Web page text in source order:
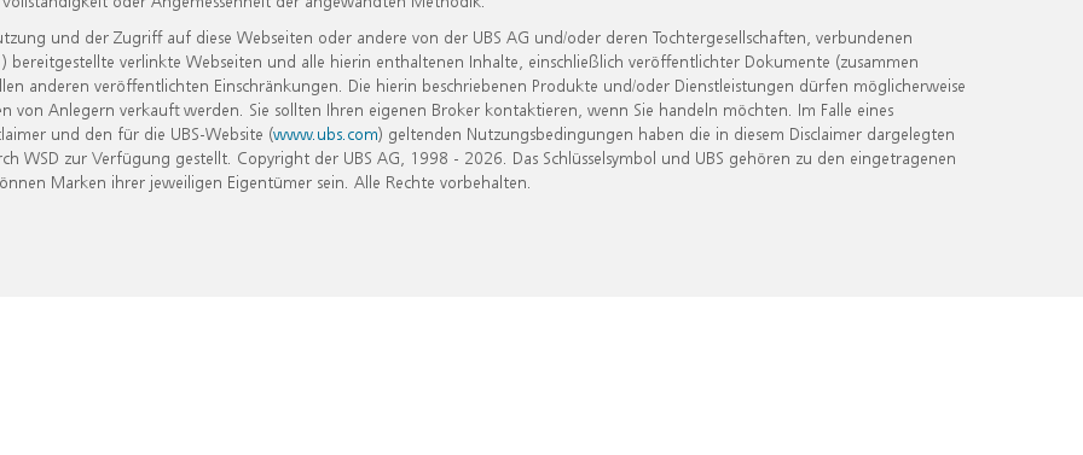
und der Zugriff auf diese Webseiten oder andere von der UBS AG und/oder deren Tochtergesellschaften, verbundenen
verlinkte Webseiten und alle hierin enthaltenen Inhalte, einschließlich veröffentlichter Dokumente (zusammen
anderen veröffentlichten Einschränkungen. Die hierin beschriebenen Produkte und/oder Dienstleistungen dürfen möglicherweise
Anlegern verkauft werden. Sie sollten Ihren eigenen Broker kontaktieren, wenn Sie handeln möchten. Im Falle eines
und den für die UBS-Website (www.ubs.com) geltenden Nutzungsbedingungen haben die in diesem Disclaimer dargelegten
zur Verfügung gestellt. Copyright der UBS AG, 1998 - 2026. Das Schlüsselsymbol und UBS gehören zu den eingetragenen
Marken ihrer jeweiligen Eigentümer sein. Alle Rechte vorbehalten.